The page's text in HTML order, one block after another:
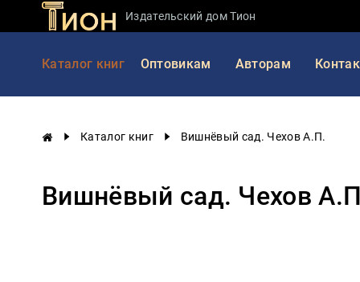
Издательский дом Тион
Каталог книг Оптовикам Авторам
Каталог книг Вишнёвый сад. Чехов А.П.
Вишнёвый сад. Чехов
Занимательная
наука
История
Экономика